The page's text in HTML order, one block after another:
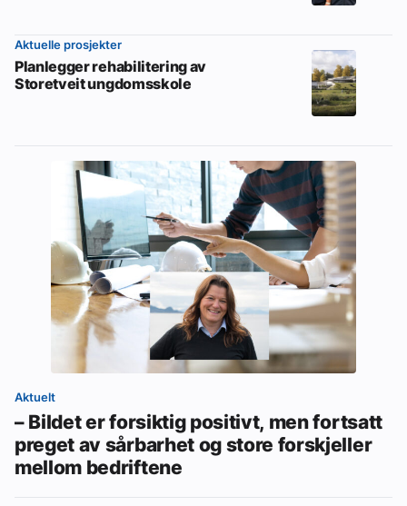
Aktuelle prosjekter
Planlegger rehabilitering av
Storetveit ungdomsskole
Aktuelt
– Bildet er forsiktig positivt, men fortsatt
preget av sårbarhet og store forskjeller
mellom bedriftene